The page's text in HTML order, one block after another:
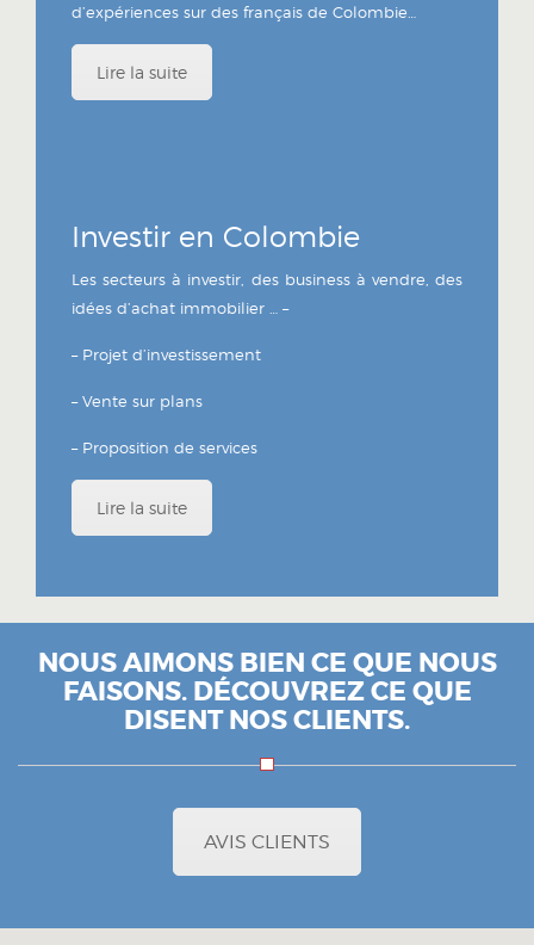
d’expériences sur des français de Colombie…
Lire la suite
Investir en Colombie
Les secteurs à investir, des business à vendre, des
idées d’achat immobilier … –
– Projet d’investissement
– Vente sur plans
– Proposition de services
Lire la suite
NOUS AIMONS BIEN CE QUE NOUS
FAISONS. DÉCOUVREZ CE QUE
DISENT NOS CLIENTS.
AVIS CLIENTS